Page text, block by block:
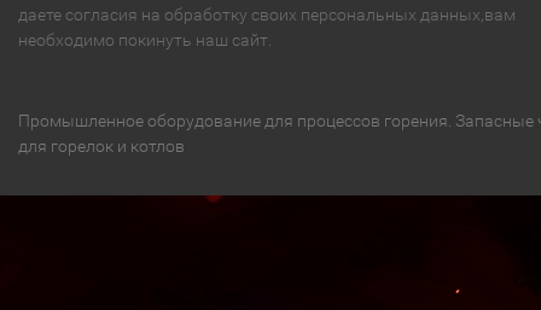
даете согласия на обработку своих персональных данных,вам
необходимо покинуть наш сайт.
Промышленное оборудование для процессов горения. Запасные
для горелок и котлов